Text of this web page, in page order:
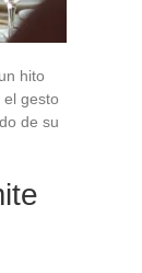
hito
gesto
de su